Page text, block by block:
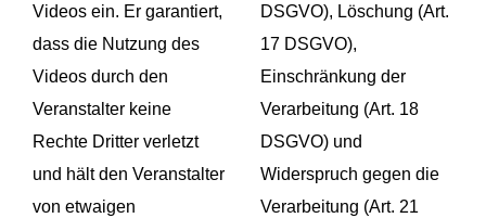
Videos ein. Er garantiert,
dass die Nutzung des
Videos durch den
Veranstalter keine
Rechte Dritter verletzt
und hält den Veranstalter
von etwaigen
DSGVO), Löschung (Art.
17 DSGVO),
Einschränkung der
Verarbeitung (Art. 18
DSGVO) und
Widerspruch gegen die
Verarbeitung (Art. 21